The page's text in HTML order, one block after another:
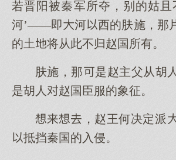
若晋阳被秦军所夺，别的姑且
河’——即河西的肤施，那
的土将从此不归赵国所有。
肤施，那是赵主父从胡
是胡人赵国臣服的象征。
，赵王何决定派
抵挡秦国的入侵。